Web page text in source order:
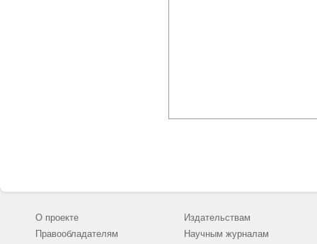
О проекте
Правообладателям
Издательствам
Научным журналам